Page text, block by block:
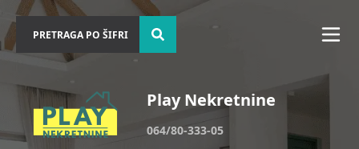
Play Nekretnine
064/80-333-05